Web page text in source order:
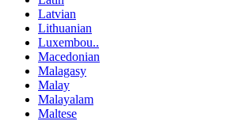
Latvian
Lithuanian
Luxembou..
Macedonian
Malagasy
Malay
Malayalam
Maltese